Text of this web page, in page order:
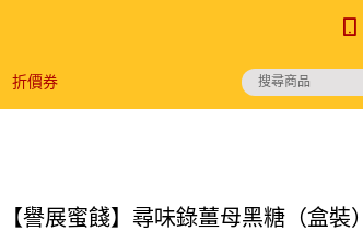
折價券
【譽展蜜餞】尋味錄薑母黑糖（盒裝）